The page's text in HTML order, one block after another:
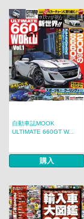
自動車誌MOOK
ULTIMATE 660GT W...
購入